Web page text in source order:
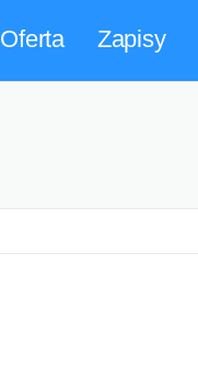
Oferta Zapisy